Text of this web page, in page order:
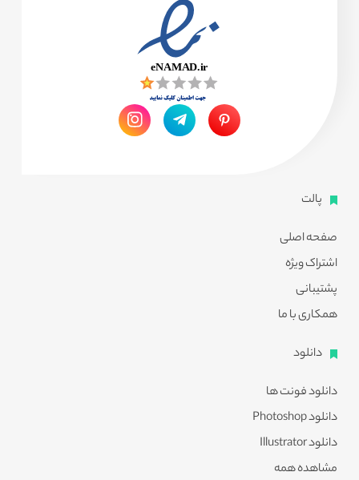
پالت
صفحه اصلی
اشتراک ویژه
پشتیبانی
همکاری با ما
دانلود
دانلود فونت ها
دانلود Photoshop
دانلود Illustrator
مشاهده همه